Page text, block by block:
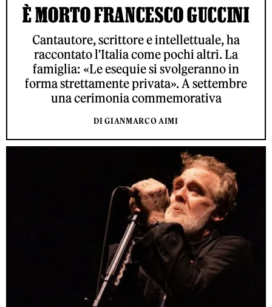
È MORTO FRANCESCO GUCCINI
Cantautore, scrittore e intellettuale, ha
raccontato l'Italia come pochi altri. La
famiglia: «Le esequie si svolgeranno in
forma strettamente privata». A settembre
una cerimonia commemorativa
DI GIANMARCO AIMI